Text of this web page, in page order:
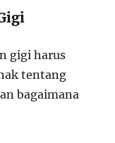
gigi harus
tentang
bagaimana